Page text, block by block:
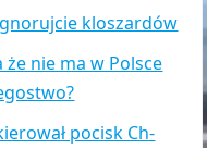
kloszardów
nie ma w Polsce
pocisk Ch-